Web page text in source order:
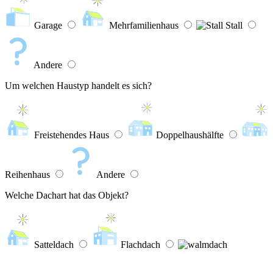
Garage Mehrfamilienhaus Stall
Andere
Um welchen Haustyp handelt es sich?
Freistehendes Haus Doppelhaushälfte
Reihenhaus
Andere
Welche Dachart hat das Objekt?
Satteldach Flachdach